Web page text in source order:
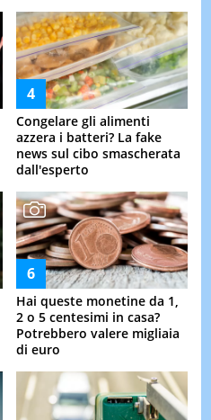
Congelare gli alimenti
azzera i batteri? La fake
news sul cibo smascherata
dall'esperto
Hai queste monetine da 1,
2 o 5 centesimi in casa?
Potrebbero valere migliaia
di euro